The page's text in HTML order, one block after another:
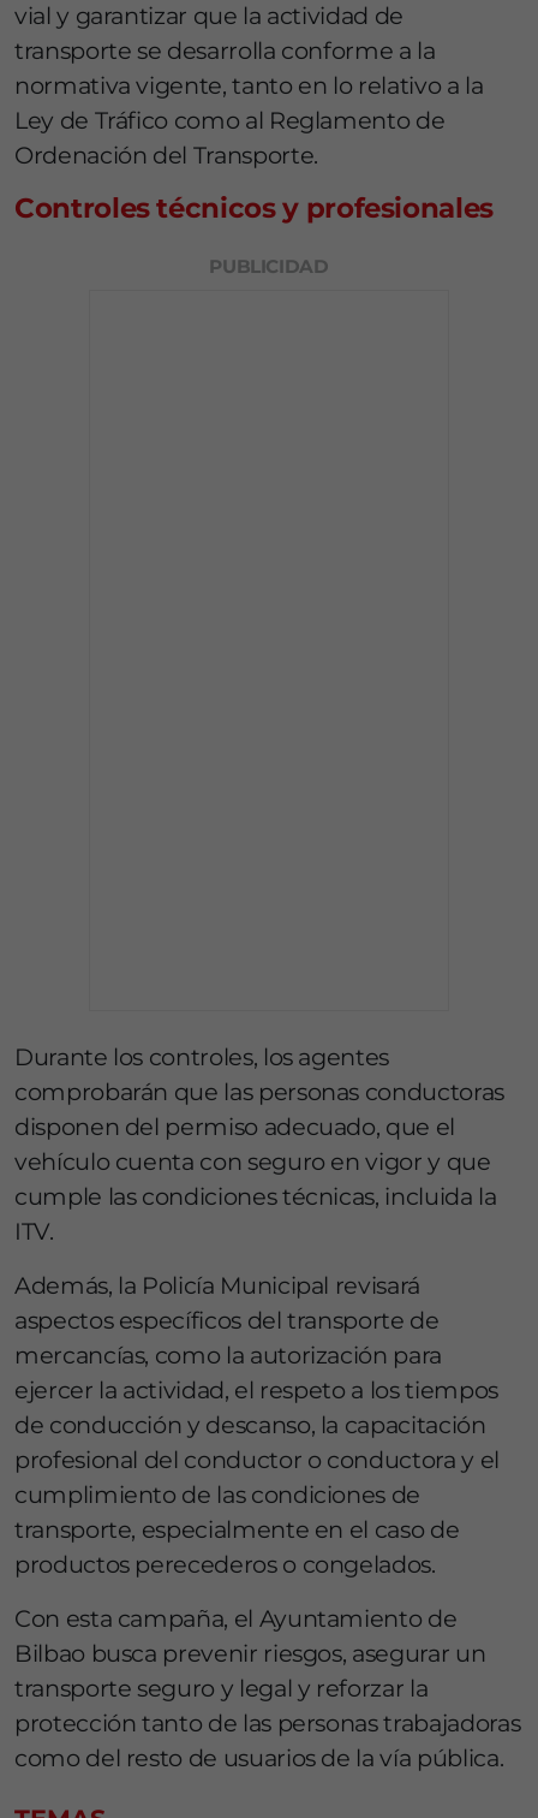
vial y garantizar que la actividad de
transporte se desarrolla conforme a la
normativa vigente, tanto en lo relativo a la
Ley de Tráfico como al Reglamento de
Ordenación del Transporte.
Controles técnicos y profesionales
PUBLICIDAD
Durante los controles, los agentes
comprobarán que las personas conductoras
disponen del permiso adecuado, que el
vehículo cuenta con seguro en vigor y que
cumple las condiciones técnicas, incluida la
ITV.
Además, la Policía Municipal revisará
aspectos específicos del transporte de
mercancías, como la autorización para
ejercer la actividad, el respeto a los tiempos
de conducción y descanso, la capacitación
profesional del conductor o conductora y el
cumplimiento de las condiciones de
transporte, especialmente en el caso de
productos perecederos o congelados.
Con esta campaña, el Ayuntamiento de
Bilbao busca prevenir riesgos, asegurar un
transporte seguro y legal y reforzar la
protección tanto de las personas trabajadoras
como del resto de usuarios de la vía pública.